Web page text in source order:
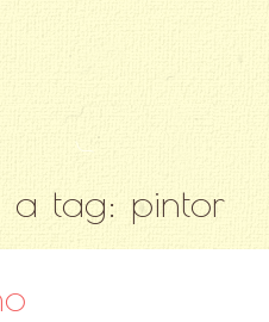
a tag: pintor